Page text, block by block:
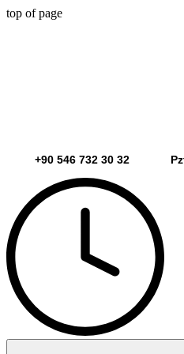
top of page
+90 546 732 30 32 Pzt